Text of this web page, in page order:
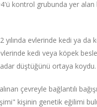
kontrol grubunda yer alan
yılında evlerinde kedi ya da
kedi veya köpek
düştüğünü ortaya koydu.
çevreyle bağlantılı
kişinin genetik eğilimi